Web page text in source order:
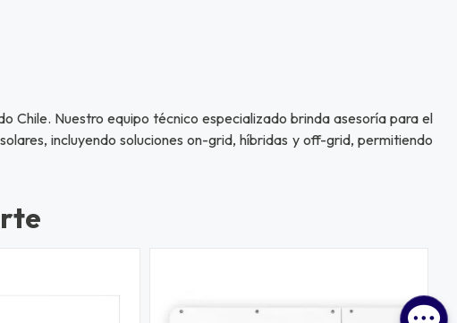
Chile. Nuestro equipo técnico especializado brinda asesoría para el
incluyendo soluciones on-grid, híbridas y off-grid, permitiendo